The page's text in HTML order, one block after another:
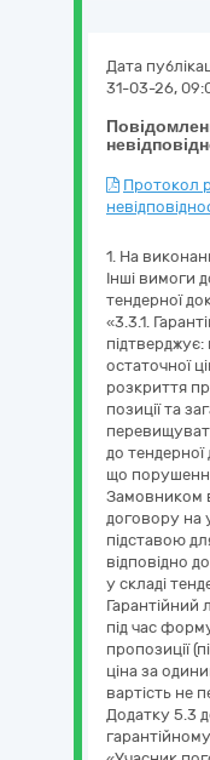
Дата
31-03-26,
Протокол
1. На
Інші вимоги
тендерної
«3.3.1.
остаточної
розкриття
позиції та
до тендерної
що порушення
Замовником
договору на
підставою
відповідно
у складі
Гарантійний
під час
пропозиції
ціна за
вартість не
Додатку 5.3